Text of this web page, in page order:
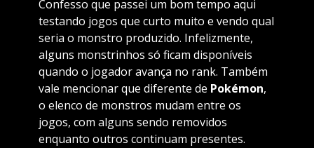
Confesso que passei um bom tempo aqui
testando jogos que curto muito e vendo qual
seria o monstro produzido. Infelizmente,
alguns monstrinhos só ficam disponíveis
quando o jogador avança no rank. Também
vale mencionar que diferente de Pokémon,
o elenco de monstros mudam entre os
jogos, com alguns sendo removidos
enquanto outros continuam presentes.